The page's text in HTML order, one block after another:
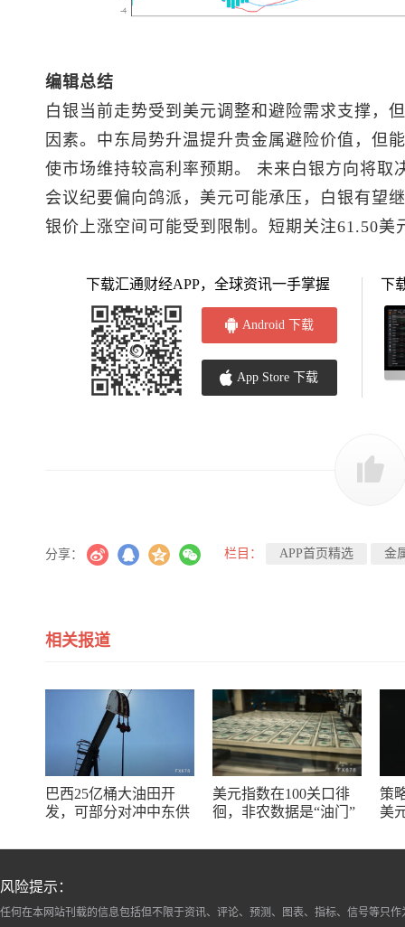
编辑总结
白银当前走势受到美元调整和避险需求支撑，
因素。中东局势升温提升贵金属避险价值，但
使市场维持较高利率预期。 未来白银方向将取
会议纪要偏向鸽派，美元可能承压，白银有望
银价上涨空间可能受到限制。短期关注61.50
下载汇通财经APP，全球资讯一手掌握
Android 下载
App Store 下载
下
分享： 栏目： APP首页精选 金
相关报道
巴西25亿桶大油田开
发，可部分对冲中东供
力
美元指数在100关口徘
徊，非农数据是“油门”
策
美
涨
风险提示：
任何在本网站刊载的信息包括但不限于资讯、评论、预测、图表、指标、信号等只